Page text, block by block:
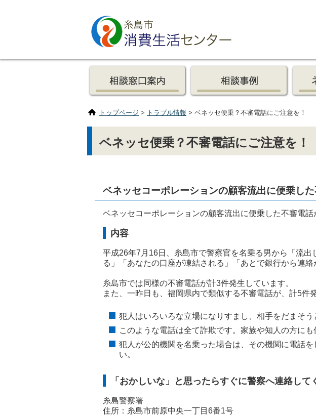
トップページ > トラブル情報 > ベネッセ便乗？不審電話にご注意を！
ベネッセ便乗？不審電話にご注意を！
ベネッセコーポレーションの顧客流出に便乗し
ベネッセコーポレーションの顧客流出に便乗した不審電話
内容
平成26年7月16日、糸島市で警察官を名乗る男から「流
る」「あなたの口座が凍結される」「あとで銀行から連絡
糸島市では同様の不審電話が計3件発生しています。
また、一昨日も、福岡県内で類似する不審電話が、計5件
犯人はいろいろな立場になりすまし、相手をだまそう
このような電話は全て詐欺です。家族や知人の方にも
犯人が公的機関を名乗った場合は、その機関に電話
い。
「おかしいな」と思ったらすぐに警察へ連絡して
糸島警察署
住所：糸島市前原中央一丁目6番1号